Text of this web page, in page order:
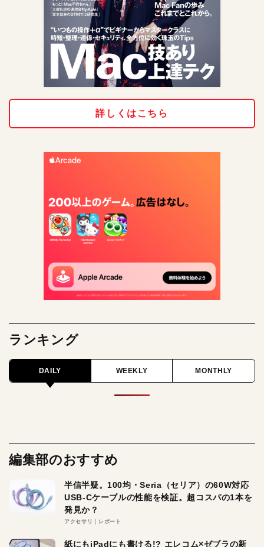
詳しくはこちら
ランキング
DAILY WEEKLY MONTHLY
編集部のおすすめ
半信半疑。100均・Seria（セリア）の60W対応
USB-Cケーブルの性能を検証。超コスパの1本を
発見か？
アクセサリ レポート
紙にもiPadにも書ける!? エレコム×ゼブラの新